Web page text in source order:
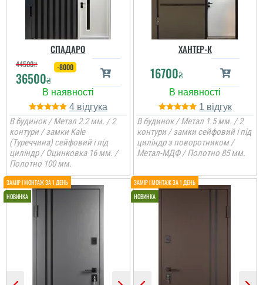
СПАДАРО
44500₴
36500₴
-8000
4
В будинок / Метал 2.2 мм. / 2
контури / замки Kale
(Туреччина) сейфовий і під
циліндр / Оцинковка 16 мм. /
Полотно 100 мм.
ХАНТЕР-К
16700₴
1
В будинок / Метал 1.5 мм. / 2
контури / замки сейфовий і під
циліндр з поворотником /
Метал-МДФ / Полотно 85 мм.